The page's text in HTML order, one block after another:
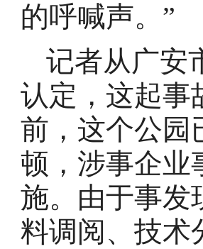
的呼喊声。”
记者从广安
认定，这起事
前，这个公园
顿，涉事企业
施。由于事发
料调阅、技术